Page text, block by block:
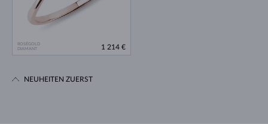
ROSÉGOLD
DIAMANT
1 214 €
NEUHEITEN ZUERST